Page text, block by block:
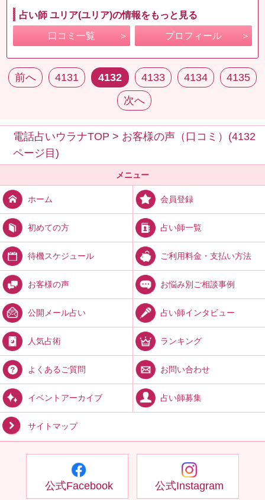
占い師 ユリア(ユリア)の情報をもっと見る
口コミ一覧 プロフィール
前へ 4131 4132 4133 4134
4135
次へ
電話占いウラナTOP > お客様の声（口コミ）(4132
ページ目)
メニュー
ホーム 会員登録
初めての方 占い師一覧
待機スケジュール ご利用料金・支払い方法
お客様の声 お悩み別ご相談事例
公開メール占い 占い師インタビュー
人気占術 ランキング
よくあるご質問 お問い合わせ
イベントアーカイブ 占い師募集
サイトマップ
公式Facebook 公式Instagram